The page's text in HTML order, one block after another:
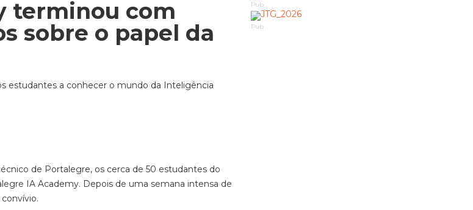
terminou com
sobre o papel da
estudantes a conhecer o mundo da Inteligência
de Portalegre, os cerca de 50 estudantes do
IA Academy. Depois de uma semana intensa de
Pub
Pub